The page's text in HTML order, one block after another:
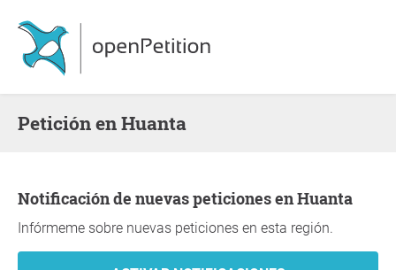
Petición en Huanta
Notificación de nuevas peticiones en Huanta
Infórmeme sobre nuevas peticiones en esta región.